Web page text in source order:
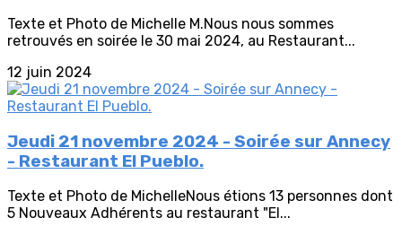
Texte et Photo de Michelle M.Nous nous sommes
retrouvés en soirée le 30 mai 2024, au Restaurant...
12 juin 2024
Jeudi 21 novembre 2024 - Soirée sur Annecy
- Restaurant El Pueblo.
Texte et Photo de MichelleNous étions 13 personnes dont
5 Nouveaux Adhérents au restaurant "El...